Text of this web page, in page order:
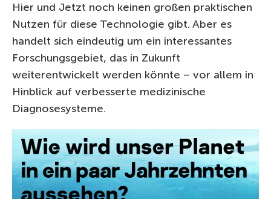
Hier und Jetzt noch keinen großen praktischen
Nutzen für diese Technologie gibt. Aber es
handelt sich eindeutig um ein interessantes
Forschungsgebiet, das in Zukunft
weiterentwickelt werden könnte – vor allem in
Hinblick auf verbesserte medizinische
Diagnosesysteme.